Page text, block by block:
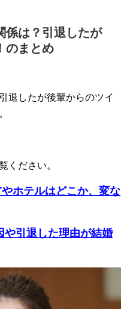
係は？引退したが
のまとめ
退したが後輩からのツイ
ください。
ホテルはどこか、変な
や引退した理由が結婚